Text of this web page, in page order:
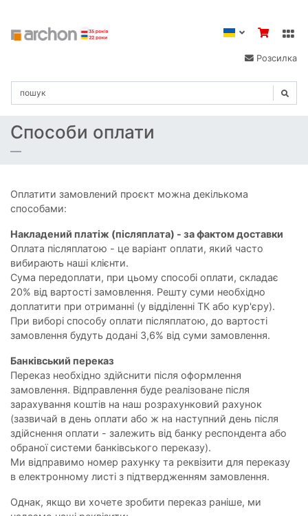
Розсилка
Способи оплати
Оплатити замовлений проєкт можна декількома
способами:
Накладений платіж (післяплата) - за фактом доставки
Оплата післяплатою - це варіант оплати, який часто
вибирають наші клієнти.
Сума передоплати, при цьому способі оплати, складає
20% від вартості замовлення. Решту суми необхідно
доплатити при отриманні (у відділенні ТК або кур'єру).
При виборі способу оплати післяплатою, до вартості
замовлення будуть додані 3,6% від суми замовлення.
Банківський переказ
Переказ необхідно здійснити після оформлення
замовлення. Відправлення буде реалізоване після
зарахування коштів на наш розрахунковий рахунок
(зазвичай в день оплати або ж на наступний день після
здійснення оплати - залежить від банку респондента або
обраної системи банківського переказу).
Ми відправимо номер рахунку та реквізити для переказу
в електронному листі з підтвердженням замовлення.
Однак, якщо ви хочете зробити переказ раніше, ми